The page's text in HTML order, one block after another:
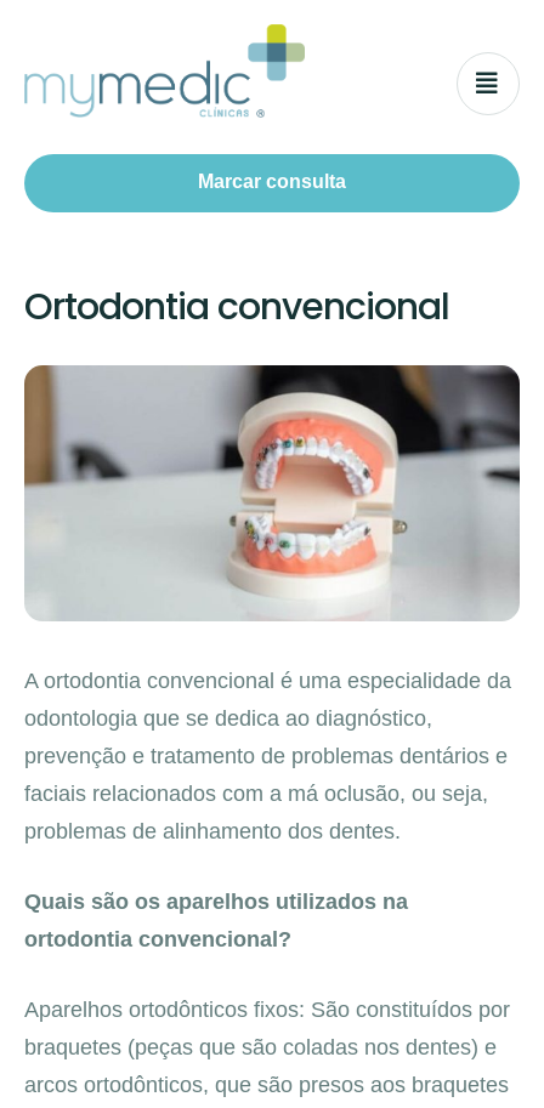
Marcar consulta
Ortodontia convencional
A ortodontia convencional é uma especialidade da
odontologia que se dedica ao diagnóstico,
prevenção e tratamento de problemas dentários e
faciais relacionados com a má oclusão, ou seja,
problemas de alinhamento dos dentes.
Quais são os aparelhos utilizados na
ortodontia convencional?
Aparelhos ortodônticos fixos: São constituídos por
braquetes (peças que são coladas nos dentes) e
arcos ortodônticos, que são presos aos braquetes